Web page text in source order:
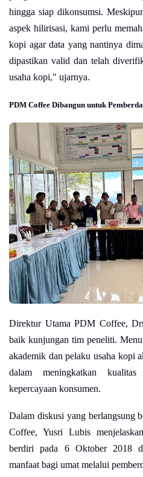
hingga siap dikonsumsi.
aspek hilirisasi, kami perlu
kopi agar data yang nantinya
dipastikan valid dan telah
usaha kopi," ujarnya.
PDM Coffee Dibangun untuk
Direktur Utama PDM Coffee,
baik kunjungan tim peneliti.
akademik dan pelaku usaha kopi
dalam meningkatkan
kepercayaan konsumen.
Dalam diskusi yang berlangsung
Coffee, Yusri Lubis
berdiri pada 6 Oktober 2018
manfaat bagi umat melalui